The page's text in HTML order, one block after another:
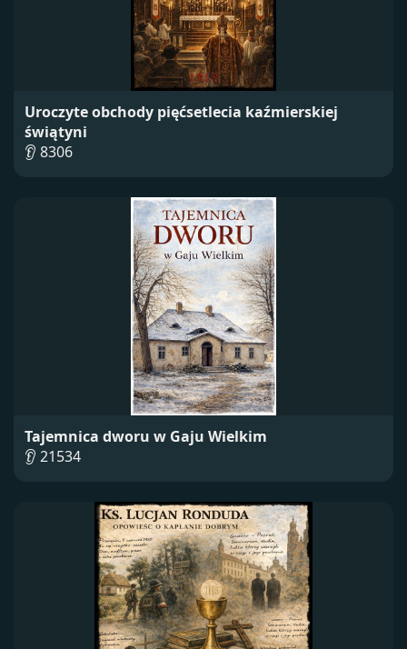
Uroczyte obchody pięćsetlecia kaźmierskiej
świątyni
👂 8306
Tajemnica dworu w Gaju Wielkim
👂 21534